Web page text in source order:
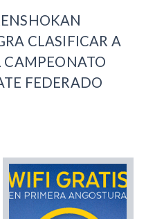
CLASIFICAR A
CAMPEONATO
FEDERADO